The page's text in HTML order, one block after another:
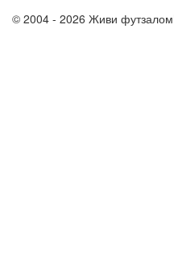
© 2004 - 2026 Живи